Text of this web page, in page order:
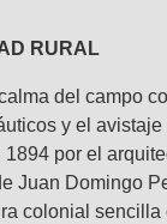
RURAL
del campo
y el
por el
Juan Domingo
colonial